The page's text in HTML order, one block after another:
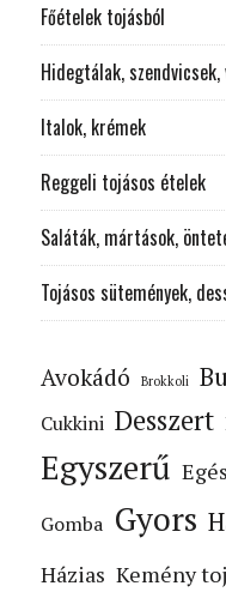
Főételek tojásból
Hidegtálak, szendvicsek,
Italok, krémek
Reggeli tojásos ételek
Saláták, mártások,
Tojásos sütemények,
Avokádó Brokkoli
Cukkini Desszert
Egyszerű
Gomba Gyors
Házias Kemény